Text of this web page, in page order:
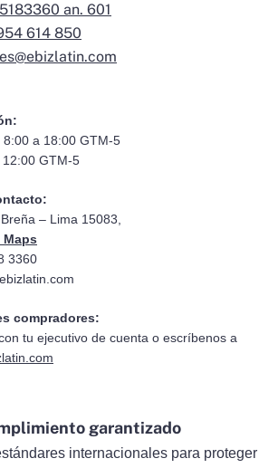
an. 601
614 850
8:00 a 18:00 GTM-5
GTM-5
– Lima 15083,
Maps
3360
compradores:
tu ejecutivo de cuenta o escríbenos a
garantizado
internacionales para proteger